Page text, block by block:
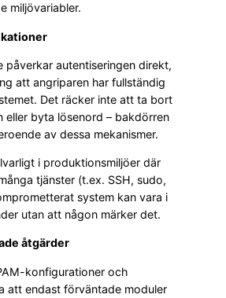
miljövariabler.
påverkar autentiseringen direkt,
att angriparen har fullständig
Det räcker inte att ta bort
eller byta lösenord – bakdörren
av dessa mekanismer.
i produktionsmiljöer där
tjänster (t.ex. SSH, sudo,
system kan vara i
utan att någon märker det.
åtgärder
konfigurationer och
att endast förväntade moduler